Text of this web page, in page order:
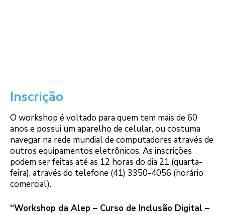
Inscrição
O workshop é voltado para quem tem mais de 60
anos e possui um aparelho de celular, ou costuma
navegar na rede mundial de computadores através de
outros equipamentos eletrônicos. As inscrições
podem ser feitas até as 12 horas do dia 21 (quarta-
feira), através do telefone (41) 3350-4056 (horário
comercial).
“Workshop da Alep – Curso de Inclusão Digital –